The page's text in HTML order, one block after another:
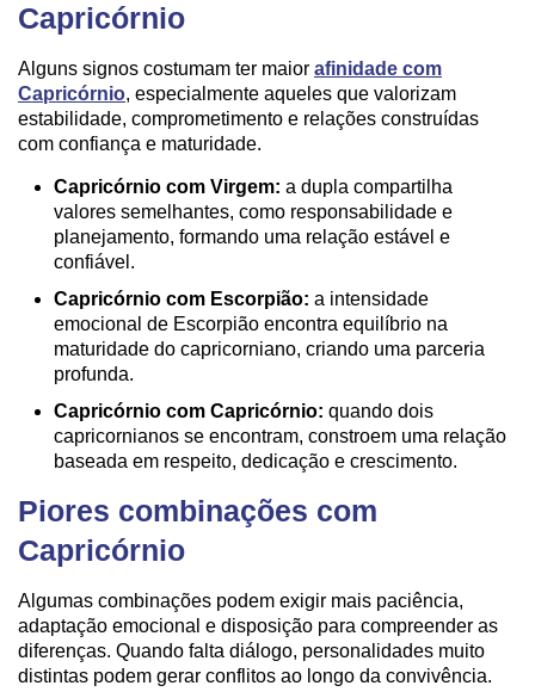
Capricórnio
Alguns signos costumam ter maior afinidade com
Capricórnio, especialmente aqueles que valorizam
estabilidade, comprometimento e relações construídas
com confiança e maturidade.
Capricórnio com Virgem: a dupla compartilha
valores semelhantes, como responsabilidade e
planejamento, formando uma relação estável e
confiável.
Capricórnio com Escorpião: a intensidade
emocional de Escorpião encontra equilíbrio na
maturidade do capricorniano, criando uma parceria
profunda.
Capricórnio com Capricórnio: quando dois
capricornianos se encontram, constroem uma relação
baseada em respeito, dedicação e crescimento.
Piores combinações com
Capricórnio
Algumas combinações podem exigir mais paciência,
adaptação emocional e disposição para compreender as
diferenças. Quando falta diálogo, personalidades muito
distintas podem gerar conflitos ao longo da convivência.